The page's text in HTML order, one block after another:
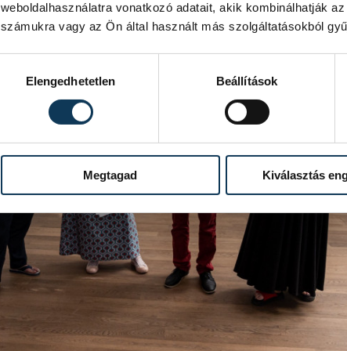
weboldalhasználatra vonatkozó adatait, akik kombinálhatják
számukra vagy az Ön által használt más szolgáltatásokból
Elengedhetetlen
Beállítások
Megtagad Kiválasztás